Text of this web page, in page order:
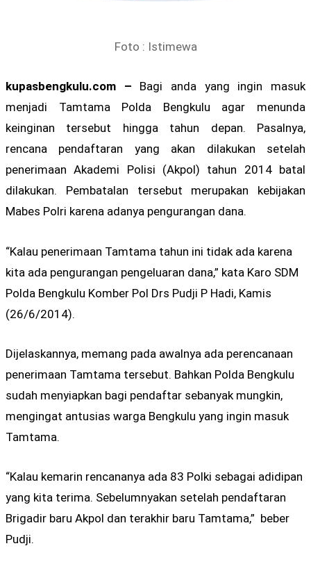
Foto : Istimewa
kupasbengkulu.com – Bagi anda yang ingin masuk
menjadi Tamtama Polda Bengkulu agar menunda
keinginan tersebut hingga tahun depan. Pasalnya,
rencana pendaftaran yang akan dilakukan setelah
penerimaan Akademi Polisi (Akpol) tahun 2014 batal
dilakukan. Pembatalan tersebut merupakan kebijakan
Mabes Polri karena adanya pengurangan dana.
“Kalau penerimaan Tamtama tahun ini tidak ada karena
kita ada pengurangan pengeluaran dana,” kata Karo SDM
Polda Bengkulu Komber Pol Drs Pudji P Hadi, Kamis
(26/6/2014).
Dijelaskannya, memang pada awalnya ada perencanaan
penerimaan Tamtama tersebut. Bahkan Polda Bengkulu
sudah menyiapkan bagi pendaftar sebanyak mungkin,
mengingat antusias warga Bengkulu yang ingin masuk
Tamtama.
“Kalau kemarin rencananya ada 83 Polki sebagai adidipan
yang kita terima. Sebelumnyakan setelah pendaftaran
Brigadir baru Akpol dan terakhir baru Tamtama,” beber
Pudji.